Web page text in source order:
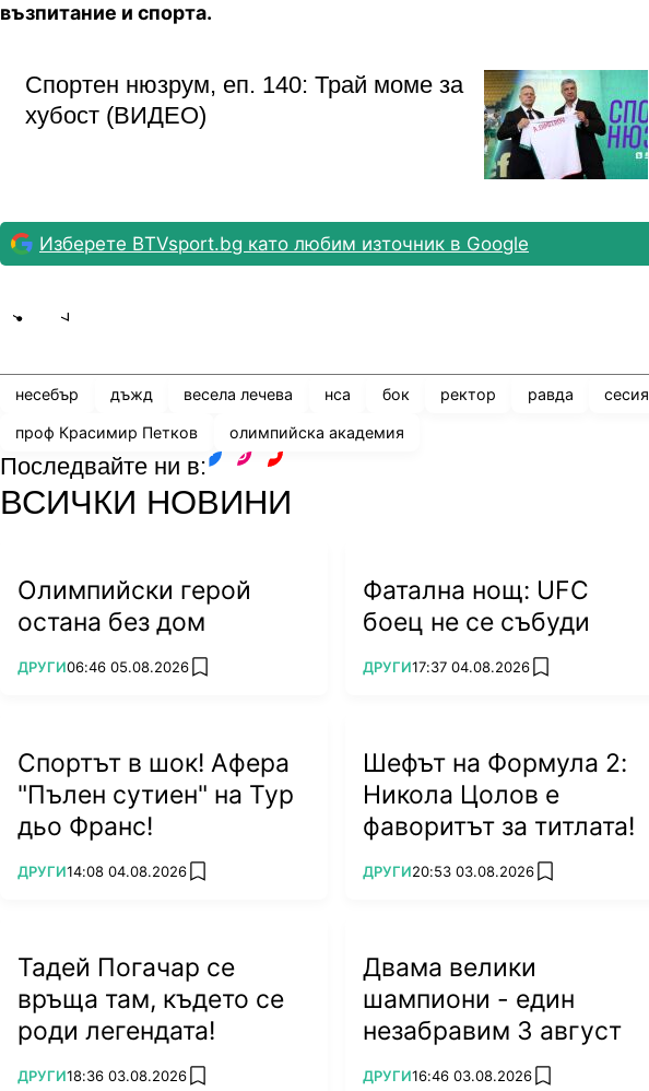
възпитание и спорта.
Спортен нюзрум, еп. 140: Трай моме за
хубост (ВИДЕО)
Изберете BTVsport.bg като любим източник в Google
несебър дъжд весела лечева нса бок ректор равда сесия
проф Красимир Петков олимпийска академия
Последвайте ни в:
ВСИЧКИ НОВИНИ
Олимпийски герой
остана без дом
ПОВЕЧЕ ОТ
ДРУГИ06:46 05.08.2026 add favorites
Фатална нощ: UFC
боец не се събуди
ПОВЕЧЕ ОТ
ДРУГИ17:37 04.08.2026 add favorites
Спортът в шок! Афера
"Пълен сутиен" на Тур
дьо Франс!
ПОВЕЧЕ ОТ
ДРУГИ14:08 04.08.2026 add favorites
Шефът на Формула 2:
Никола Цолов е
фаворитът за титлата!
ПОВЕЧЕ ОТ
ДРУГИ20:53 03.08.2026 add favorites
Тадей Погачар се
връща там, където се
роди легендата!
ПОВЕЧЕ ОТ
ДРУГИ18:36 03.08.2026 add favorites
Двама велики
шампиони - един
незабравим 3 август
ПОВЕЧЕ ОТ
ДРУГИ16:46 03.08.2026 add favorites